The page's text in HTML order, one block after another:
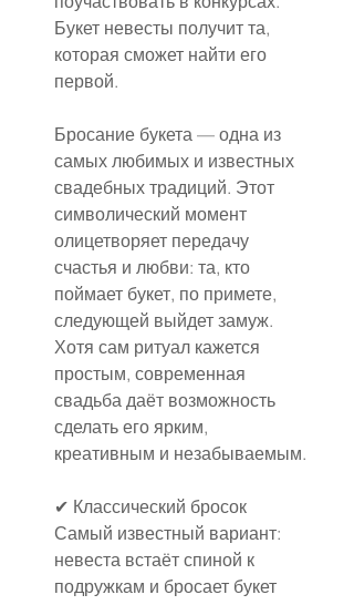
Букет невесты получит та,
которая сможет найти его
первой.
Бросание букета — одна из
самых любимых и известных
свадебных традиций. Этот
символический момент
олицетворяет передачу
счастья и любви: та, кто
поймает букет, по примете,
следующей выйдет замуж.
Хотя сам ритуал кажется
простым, современная
свадьба даёт возможность
сделать его ярким,
креативным и незабываемым.
✔ Классический бросок
Самый известный вариант:
невеста встаёт спиной к
подружкам и бросает букет